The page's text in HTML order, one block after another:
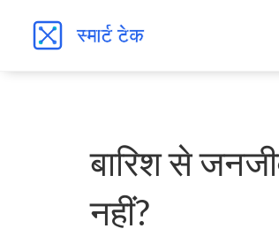
बारिश से
नहीं?